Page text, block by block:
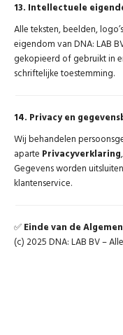
13. Intellectuele
Alle teksten, beelden,
eigendom van DNA: LAB
gekopieerd of gebruikt in
schriftelijke toestemming.
14. Privacy en
Wij behandelen
aparte Privacyverklaring
Gegevens worden
klantenservice.
✅Einde van de
(c) 2025 DNA: LAB BV –